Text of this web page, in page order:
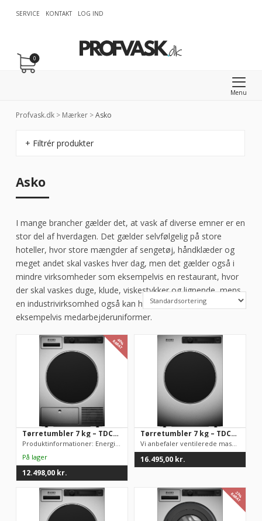
SERVICE KONTAKT LOG IND
Menu
0
Profvask.dk > Mærker >Asko
+ Filtrér produkter
Asko
I mange brancher gælder det, at vask af diverse emner er en
stor del af hverdagen. Det gælder selvfølgelig på store
hoteller, hvor store mængder af sengetøj, håndklæder og
meget andet skal vaskes hver dag, men det gælder også i
mindre virksomheder som eksempelvis en restaurant, hvor
der skal vaskes duge, klude, viskestykker og lignende, mens
en industrivirksomhed også kan have brug for daglig vask af
eksempelvis medarbejderuniformer.
40%
RABAT
Tørretumbler 7 kg – TDC1771HC.S
Produktinformationer: Energieffektivitetsklasse: A++ Kapacitet...
12.498,00 kr.
Tørretumbler 7 kg – TDC1773VF.S Marine (KUN TIL SKIBSSTRØM)
Vi anbefaler ventilerede maskiner (med aftræk) såfremt du skal...
16.495,00 kr.
23%
RABAT